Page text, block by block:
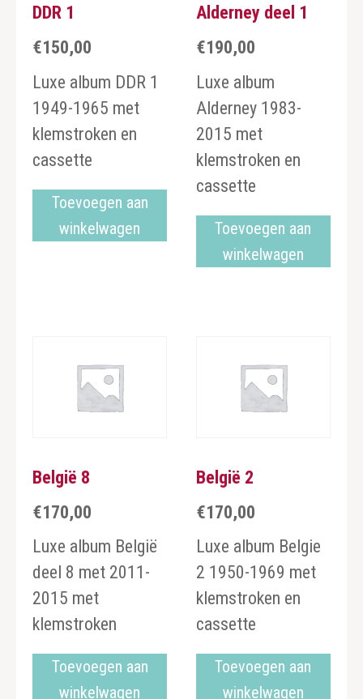
DDR 1
€150,00
Luxe album DDR 1
1949-1965 met
klemstroken en
cassette
Toevoegen aan
winkelwagen
Alderney deel 1
€190,00
Luxe album
Alderney 1983-
2015 met
klemstroken en
cassette
Toevoegen aan
winkelwagen
België 8
€170,00
Luxe album België
deel 8 met 2011-
2015 met
klemstroken
Toevoegen aan
winkelwagen
België 2
€170,00
Luxe album Belgie
2 1950-1969 met
klemstroken en
cassette
Toevoegen aan
winkelwagen